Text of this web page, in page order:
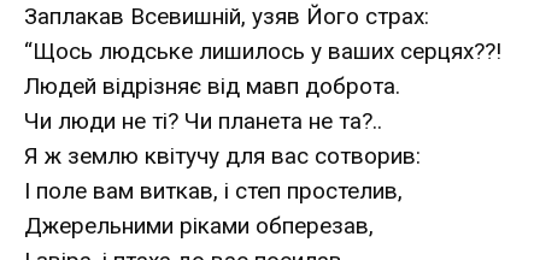
Заплакав Всевишній, узяв Його страх:
“Щось людське лишилось у ваших серцях??!
Людей відрізняє від мавп доброта.
Чи люди не ті? Чи планета не та?..
Я ж землю квітучу для вас сотворив:
І поле вам виткав, і степ простелив,
Джерельними ріками обперезав,